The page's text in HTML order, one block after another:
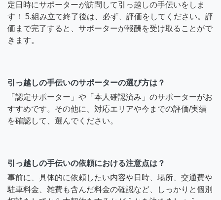
定日時にサポーターが訪問して引っ越しの手伝いをしま
す！ 5.組み立て終了後は、必ず、評価をしてください。評
価まで完了すると、サポーターが報酬を受け取ることがで
きます。
引っ越しの手伝いのサポーターの選び方は？
「認定サポーター」や「本人確認済み」のサポーターがお
すすめです。その他に、対応エリアや今までの評価/実績
を確認して、選んでください。
引っ越しの手伝いの依頼における注意点は？
事前に、具体的に依頼したい内容や日時、場所、交通費や
駐車料金、雑費も含んだ料金の確認など、しっかりと個別